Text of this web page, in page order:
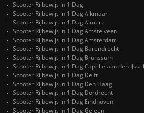
Scooter Rijbewijs in 1 Dag
Scooter Rijbewijs in 1 Dag Alkmaar
Scooter Rijbewijs in 1 Dag Almere
Scooter Rijbewijs in 1 Dag Amstelveen
Scooter Rijbewijs in 1 Dag Amsterdam
Scooter Rijbewijs in 1 Dag Barendrecht
Scooter Rijbewijs in 1 Dag Brunssum
Scooter Rijbewijs in 1 Dag Capelle aan den IJssel
Scooter Rijbewijs in 1 Dag Delft
Scooter Rijbewijs in 1 Dag Den Haag
Scooter Rijbewijs in 1 Dag Dordrecht
Scooter Rijbewijs in 1 Dag Eindhoven
Scooter Rijbewijs in 1 Dag Geleen